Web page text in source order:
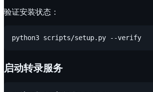
验证安装状态：
启动转录服务